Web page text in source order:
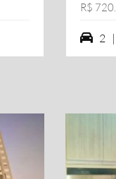
R$
2
2 |